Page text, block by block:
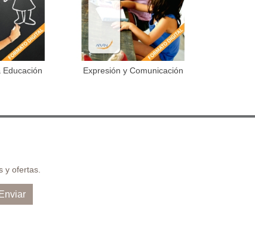
carrito
Educación
Añadir al carrito
Expresión y Comunicación
y ofertas.
Enviar